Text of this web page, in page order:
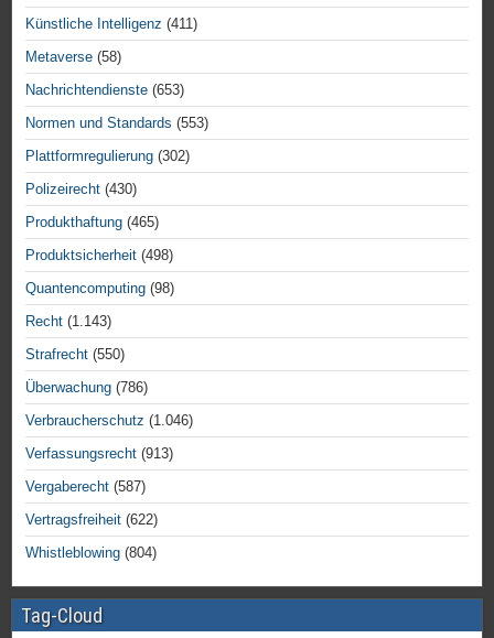
Künstliche Intelligenz (411)
Metaverse (58)
Nachrichtendienste (653)
Normen und Standards (553)
Plattformregulierung (302)
Polizeirecht (430)
Produkthaftung (465)
Produktsicherheit (498)
Quantencomputing (98)
Recht (1.143)
Strafrecht (550)
Überwachung (786)
Verbraucherschutz (1.046)
Verfassungsrecht (913)
Vergaberecht (587)
Vertragsfreiheit (622)
Whistleblowing (804)
Tag-Cloud